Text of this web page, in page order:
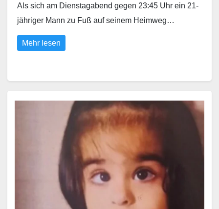
Als sich am Dienstagabend gegen 23:45 Uhr ein 21-
jähriger Mann zu Fuß auf seinem Heimweg…
Mehr lesen